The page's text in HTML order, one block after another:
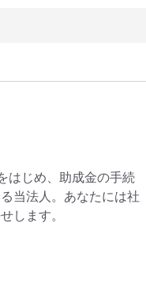
はじめ、助成金の手続
当法人。あなたには社
します。